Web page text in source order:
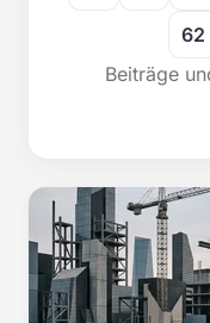
62
Beiträge